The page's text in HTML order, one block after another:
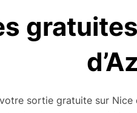
sortie gratuite sur Nice